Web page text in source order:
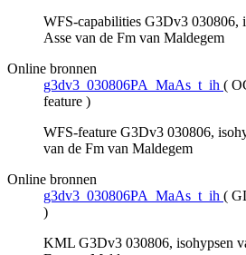
WFS-capabilities G3Dv3 030806,
Asse van de Fm van Maldegem
Online bronnen
g3dv3_030806PA_MaAs_t_ih (
feature )
WFS-feature G3Dv3 030806,
van de Fm van Maldegem
Online bronnen
g3dv3_030806PA_MaAs_t_ih (
)
KML G3Dv3 030806, isohypsen